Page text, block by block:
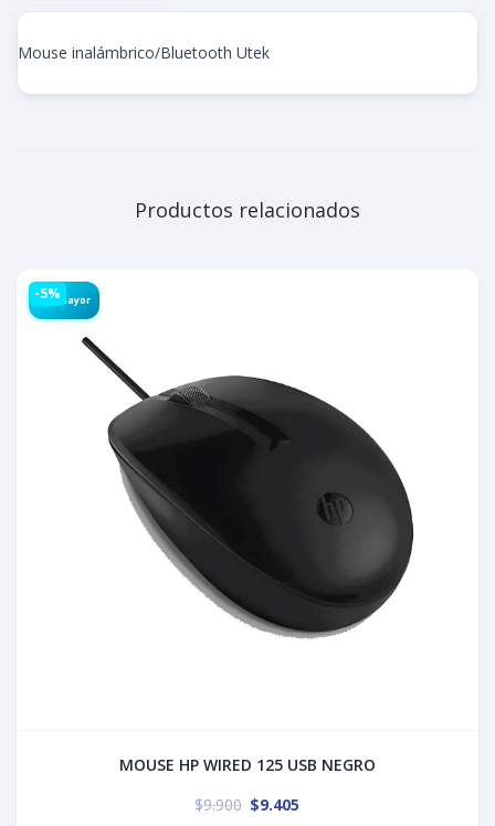
Mouse inalámbrico/Bluetooth Utek
Productos relacionados
Por Mayor
-5%
MOUSE HP WIRED 125 USB NEGRO
$9.900 $9.405